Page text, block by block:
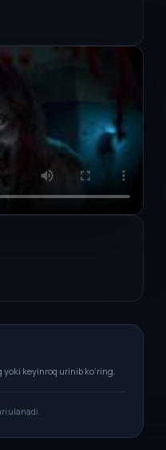
keyinroq urinib ko‘ring.
ulanadi.